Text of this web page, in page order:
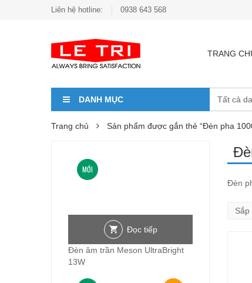
Liên hệ hotline: 0938 643 568
TRANG
DANH MỤC
Trang chủ Sản phẩm được gắn thẻ “Đèn pha
Đèn
MỚI
Đọc tiếp
Đèn âm trần Meson UltraBright
13W